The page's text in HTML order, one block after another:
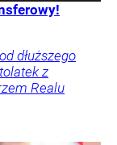
dłuższego
z
Realu